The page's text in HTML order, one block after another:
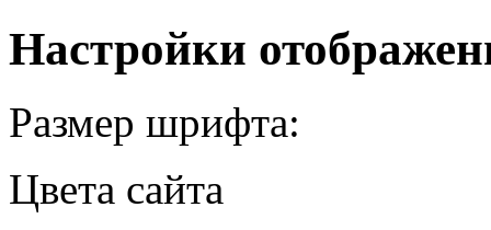
Настройки
Размер шрифта:
Цвета сайта